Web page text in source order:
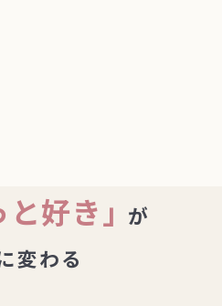
と好き」が
変わる